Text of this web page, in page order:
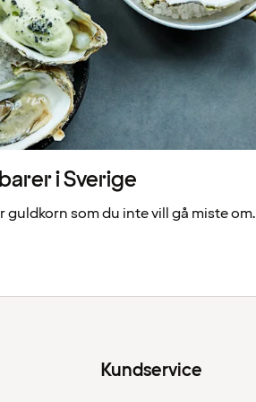
i Sverige
guldkorn som du inte vill gå miste om.
Kundservice